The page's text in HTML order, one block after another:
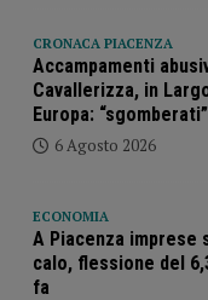
CRONACA PIACENZA
Accampamenti
Cavallerizza, in
Europa:
6 Agosto 2026
ECONOMIA
A Piacenza imprese
calo, flessione del
fa